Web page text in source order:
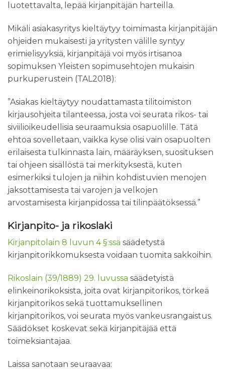
luotettavalta, lepää kirjanpitäjän harteilla.
Mikäli asiakasyritys kieltäytyy toimimasta kirjanpitäjän
ohjeiden mukaisesti ja yritysten välille syntyy
erimielisyyksiä, kirjanpitäjä voi myös irtisanoa
sopimuksen Yleisten sopimusehtojen mukaisin
purkuperustein (TAL2018):
”Asiakas kieltäytyy noudattamasta tilitoimiston
kirjaus­ohjeita tilanteessa, josta voi seurata rikos- tai
siviilioikeudellisia seuraamuksia osapuolille. Tätä
ehtoa sovelletaan, vaikka kyse olisi vain osapuolten
erilaisesta tulkinnasta lain, määräyksen, suosituksen
tai ohjeen sisällöstä tai merkityksestä, kuten
esimerkiksi tulojen ja niihin kohdistuvien menojen
jaksottamisesta tai varojen ja velkojen
arvostamisesta kirjanpidossa tai tilinpäätöksessä.”
Kirjanpito- ja rikoslaki
Kirjanpitolain 8 luvun 4 §:ssä säädetystä
kirjanpitorikkomuksesta voidaan tuomita sakkoihin.
Rikoslain (39/1889) 29. luvussa säädetyistä
elinkeinorikoksista, joita ovat kirjanpitorikos, törkeä
kirjanpitorikos sekä tuottamuksellinen
kirjanpitorikos, voi seurata myös vankeusrangaistus.
Säädökset koskevat sekä kirjanpitäjää että
toimeksiantajaa.
Laissa sanotaan seuraavaa: